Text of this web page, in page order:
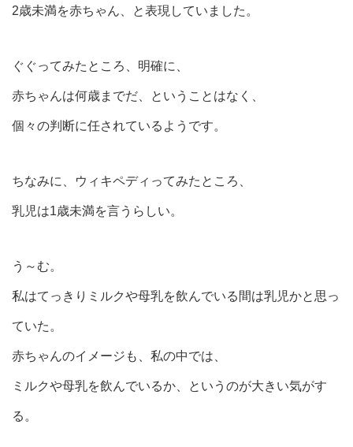
2歳未満を赤ちゃん、と表現していました。
ぐぐってみたところ、明確に、
赤ちゃんは何歳までだ、ということはなく、
個々の判断に任されているようです。
ちなみに、ウィキペディってみたところ、
乳児は1歳未満を言うらしい。
う～む。
私はてっきりミルクや母乳を飲んでいる間は乳児かと思っ
ていた。
赤ちゃんのイメージも、私の中では、
ミルクや母乳を飲んでいるか、というのが大きい気がす
る。